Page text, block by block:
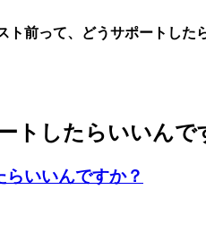
ト前って、どうサポートした
トしたらいいんで
いいんですか？